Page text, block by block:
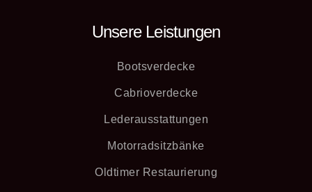
Unsere Leistungen
Bootsverdecke
Cabrioverdecke
Lederausstattungen
Motorradsitzbänke
Oldtimer Restaurierung